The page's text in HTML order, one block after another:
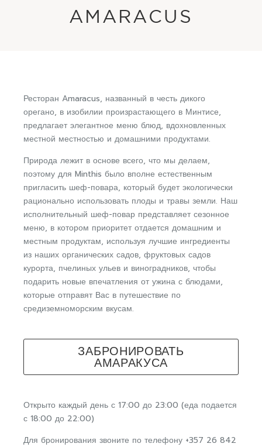
AMARACUS
Ресторан Amaracus, названный в честь дикого
орегано, в изобилии произрастающего в Минтисе,
предлагает элегантное меню блюд, вдохновленных
местной местностью и домашними продуктами.
Природа лежит в основе всего, что мы делаем,
поэтому для Minthis было вполне естественным
пригласить шеф-повара, который будет экологически
рационально использовать плоды и травы земли. Наш
исполнительный шеф-повар представляет сезонное
меню, в котором приоритет отдается домашним и
местным продуктам, используя лучшие ингредиенты
из наших органических садов, фруктовых садов
курорта, пчелиных ульев и виноградников, чтобы
подарить новые впечатления от ужина с блюдами,
которые отправят Вас в путешествие по
средиземноморским вкусам.
ЗАБРОНИРОВАТЬ
АМАРАКУСА
Открыто каждый день с 17:00 до 23:00 (еда подается
с 18:00 до 22:00)
Для бронирования звоните по телефону +357 26 842